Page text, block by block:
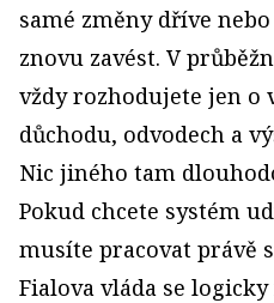
samé změny dříve
znovu zavést. V
vždy rozhodujete jen o
důchodu, odvodech a
Nic jiného tam
Pokud chcete systém
musíte pracovat právě
Fialova vláda se